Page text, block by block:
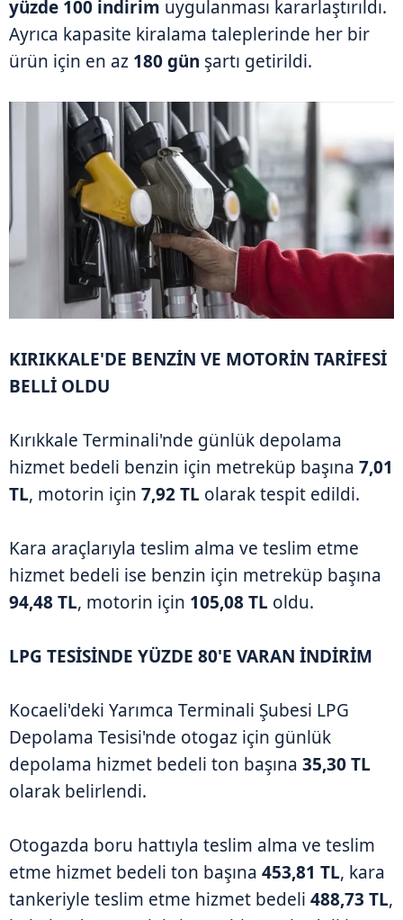
yüzde 100 indirim uygulanması kararlaştırıldı.
Ayrıca kapasite kiralama taleplerinde her bir
ürün için en az 180 gün şartı getirildi.
KIRIKKALE'DE BENZİN VE MOTORİN TARİFESİ
BELLİ OLDU
Kırıkkale Terminali'nde günlük depolama
hizmet bedeli benzin için metreküp başına 7,01
TL, motorin için 7,92 TL olarak tespit edildi.
Kara araçlarıyla teslim alma ve teslim etme
hizmet bedeli ise benzin için metreküp başına
94,48 TL, motorin için 105,08 TL oldu.
LPG TESİSİNDE YÜZDE 80'E VARAN İNDİRİM
Kocaeli'deki Yarımca Terminali Şubesi LPG
Depolama Tesisi'nde otogaz için günlük
depolama hizmet bedeli ton başına 35,30 TL
olarak belirlendi.
Otogazda boru hattıyla teslim alma ve teslim
etme hizmet bedeli ton başına 453,81 TL, kara
tankeriyle teslim etme hizmet bedeli 488,73 TL,